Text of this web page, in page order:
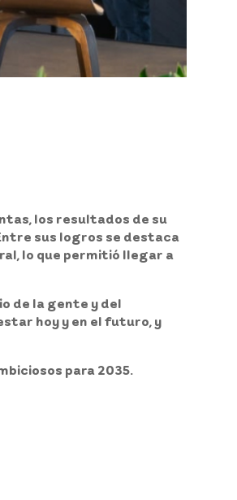
los resultados de su
sus logros se destaca
lo que permitió llegar a
de la gente y del
hoy y en el futuro, y
para 2035.